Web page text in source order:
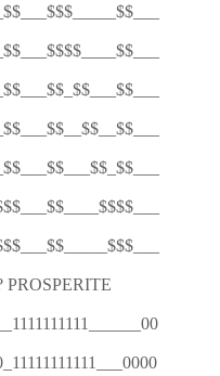
PROSPERITE